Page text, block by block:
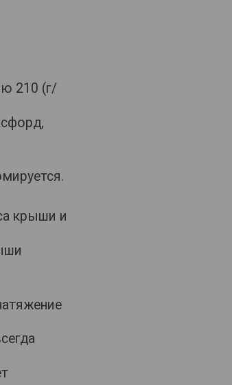
210 (г/
крыши и